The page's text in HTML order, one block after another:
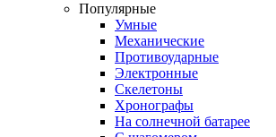
Популярные
Умные
Механические
Противоударные
Электронные
Скелетоны
Хронографы
На солнечной батарее